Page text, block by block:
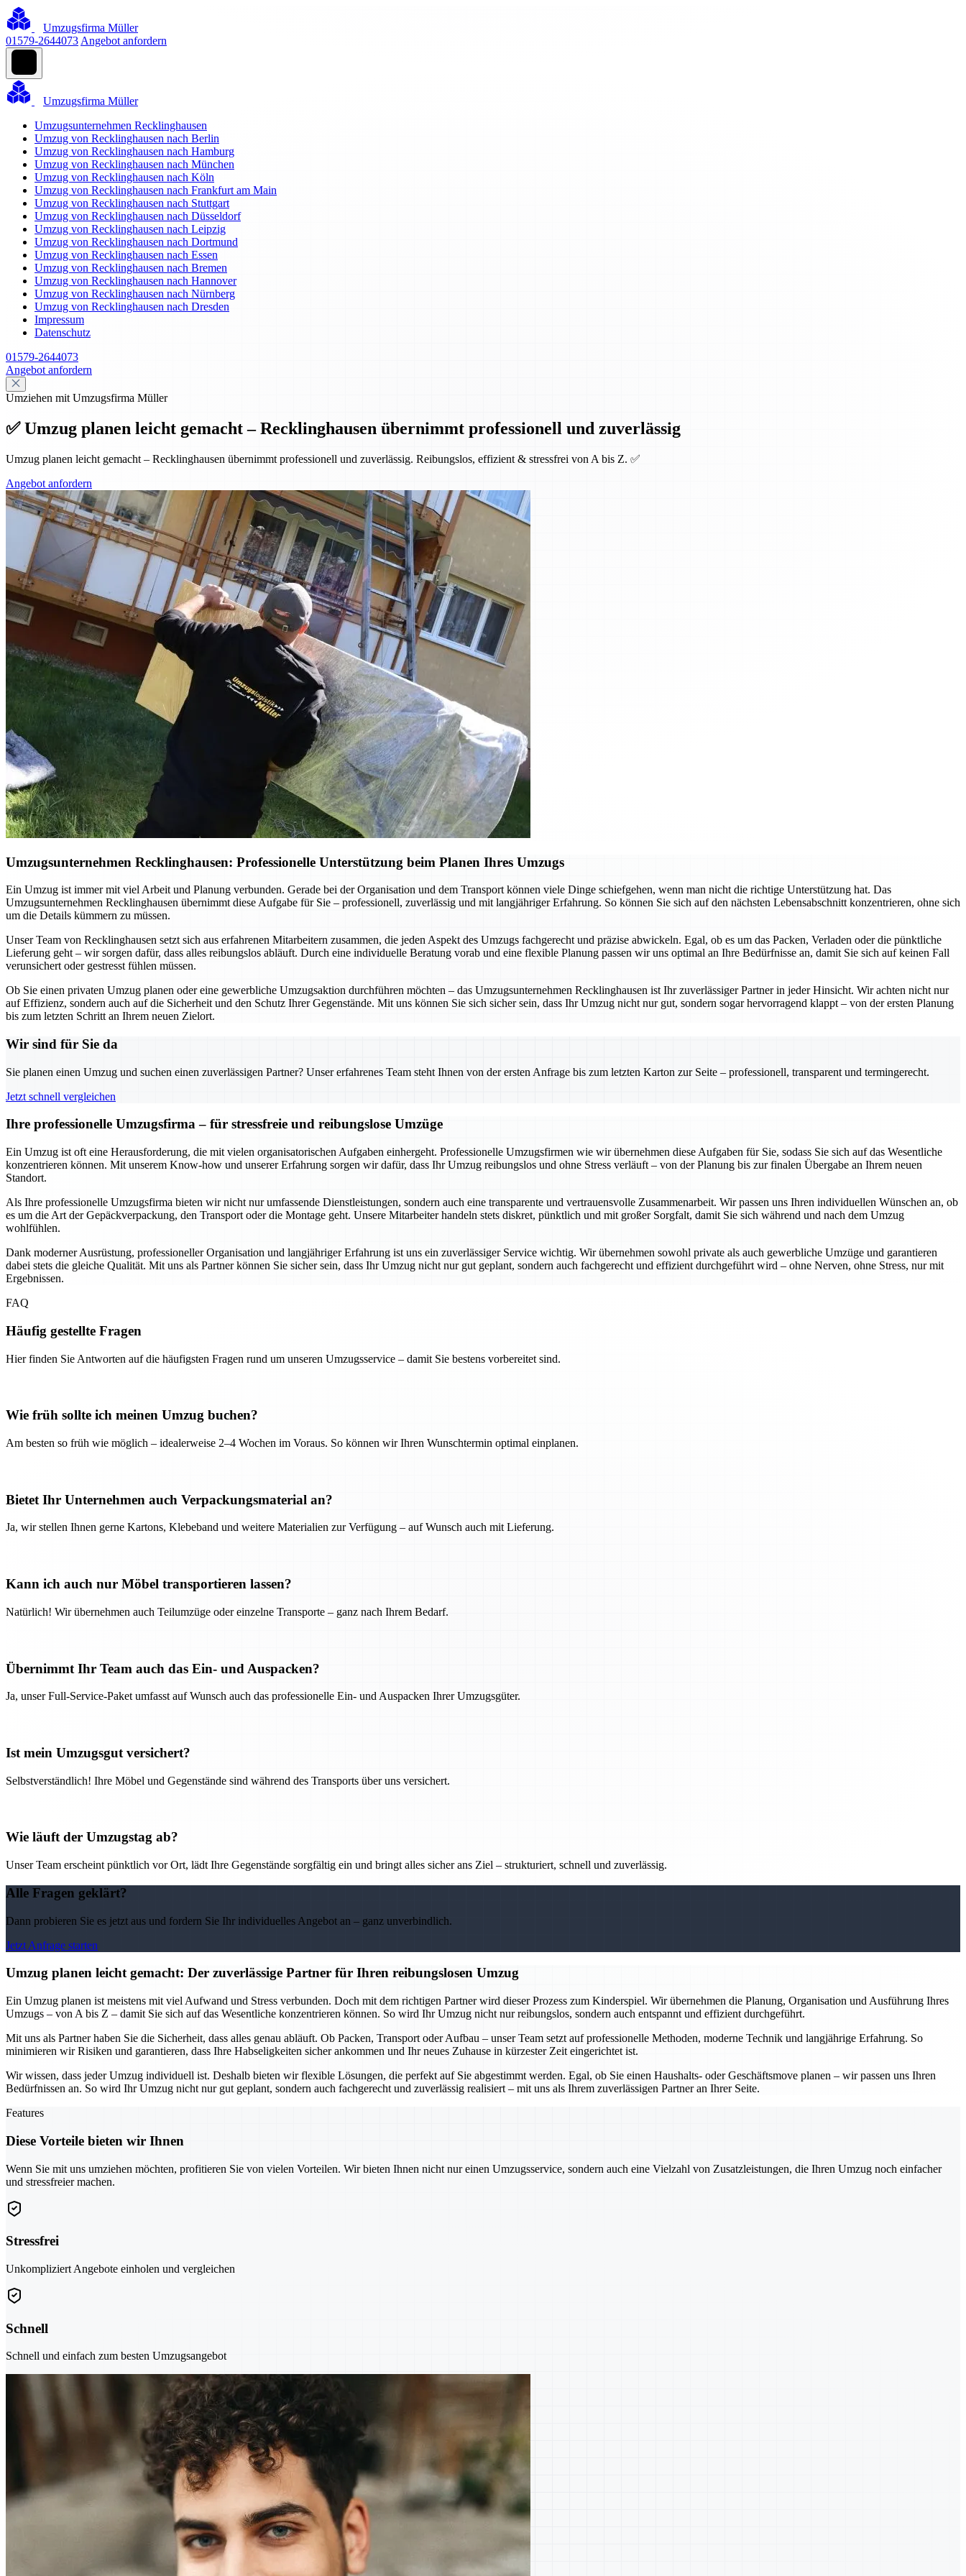
Umzugsfirma Müller
01579-2644073 Angebot anfordern
Umzugsfirma Müller
Umzugsunternehmen Recklinghausen
Umzug von Recklinghausen nach Berlin
Umzug von Recklinghausen nach Hamburg
Umzug von Recklinghausen nach München
Umzug von Recklinghausen nach Köln
Umzug von Recklinghausen nach Frankfurt am Main
Umzug von Recklinghausen nach Stuttgart
Umzug von Recklinghausen nach Düsseldorf
Umzug von Recklinghausen nach Leipzig
Umzug von Recklinghausen nach Dortmund
Umzug von Recklinghausen nach Essen
Umzug von Recklinghausen nach Bremen
Umzug von Recklinghausen nach Hannover
Umzug von Recklinghausen nach Nürnberg
Umzug von Recklinghausen nach Dresden
Impressum
Datenschutz
01579-2644073
Angebot anfordern
Umziehen mit Umzugsfirma Müller
✅ Umzug planen leicht gemacht – Recklinghausen übernimmt professionell und zuverlässig
Umzug planen leicht gemacht – Recklinghausen übernimmt professionell und zuverlässig. Reibungslos, effizient & stressfrei von A bis Z. ✅
Angebot anfordern
Umzugsunternehmen Recklinghausen: Professionelle Unterstützung beim Planen Ihres Umzugs
Ein Umzug ist immer mit viel Arbeit und Planung verbunden. Gerade bei der Organisation und dem Transport können viele Dinge schiefgehen, wenn man nicht die richtige Unterstützung hat. Das
Umzugsunternehmen Recklinghausen übernimmt diese Aufgabe für Sie – professionell, zuverlässig und mit langjähriger Erfahrung. So können Sie sich auf den nächsten Lebensabschnitt konzentrieren, ohne sich
um die Details kümmern zu müssen.
Unser Team von Recklinghausen setzt sich aus erfahrenen Mitarbeitern zusammen, die jeden Aspekt des Umzugs fachgerecht und präzise abwickeln. Egal, ob es um das Packen, Verladen oder die pünktliche
Lieferung geht – wir sorgen dafür, dass alles reibungslos abläuft. Durch eine individuelle Beratung vorab und eine flexible Planung passen wir uns optimal an Ihre Bedürfnisse an, damit Sie sich auf keinen Fall
verunsichert oder gestresst fühlen müssen.
Ob Sie einen privaten Umzug planen oder eine gewerbliche Umzugsaktion durchführen möchten – das Umzugsunternehmen Recklinghausen ist Ihr zuverlässiger Partner in jeder Hinsicht. Wir achten nicht nur
auf Effizienz, sondern auch auf die Sicherheit und den Schutz Ihrer Gegenstände. Mit uns können Sie sich sicher sein, dass Ihr Umzug nicht nur gut, sondern sogar hervorragend klappt – von der ersten Planung
bis zum letzten Schritt an Ihrem neuen Zielort.
Wir sind für Sie da
Sie planen einen Umzug und suchen einen zuverlässigen Partner? Unser erfahrenes Team steht Ihnen von der ersten Anfrage bis zum letzten Karton zur Seite – professionell, transparent und termingerecht.
Jetzt schnell vergleichen
Ihre professionelle Umzugsfirma – für stressfreie und reibungslose Umzüge
Ein Umzug ist oft eine Herausforderung, die mit vielen organisatorischen Aufgaben einhergeht. Professionelle Umzugsfirmen wie wir übernehmen diese Aufgaben für Sie, sodass Sie sich auf das Wesentliche
konzentrieren können. Mit unserem Know-how und unserer Erfahrung sorgen wir dafür, dass Ihr Umzug reibungslos und ohne Stress verläuft – von der Planung bis zur finalen Übergabe an Ihrem neuen
Standort.
Als Ihre professionelle Umzugsfirma bieten wir nicht nur umfassende Dienstleistungen, sondern auch eine transparente und vertrauensvolle Zusammenarbeit. Wir passen uns Ihren individuellen Wünschen an, ob
es um die Art der Gepäckverpackung, den Transport oder die Montage geht. Unsere Mitarbeiter handeln stets diskret, pünktlich und mit großer Sorgfalt, damit Sie sich während und nach dem Umzug
wohlfühlen.
Dank moderner Ausrüstung, professioneller Organisation und langjähriger Erfahrung ist uns ein zuverlässiger Service wichtig. Wir übernehmen sowohl private als auch gewerbliche Umzüge und garantieren
dabei stets die gleiche Qualität. Mit uns als Partner können Sie sicher sein, dass Ihr Umzug nicht nur gut geplant, sondern auch fachgerecht und effizient durchgeführt wird – ohne Nerven, ohne Stress, nur mit
Ergebnissen.
FAQ
Häufig gestellte Fragen
Hier finden Sie Antworten auf die häufigsten Fragen rund um unseren Umzugsservice – damit Sie bestens vorbereitet sind.
Wie früh sollte ich meinen Umzug buchen?
Am besten so früh wie möglich – idealerweise 2–4 Wochen im Voraus. So können wir Ihren Wunschtermin optimal einplanen.
Bietet Ihr Unternehmen auch Verpackungsmaterial an?
Ja, wir stellen Ihnen gerne Kartons, Klebeband und weitere Materialien zur Verfügung – auf Wunsch auch mit Lieferung.
Kann ich auch nur Möbel transportieren lassen?
Natürlich! Wir übernehmen auch Teilumzüge oder einzelne Transporte – ganz nach Ihrem Bedarf.
Übernimmt Ihr Team auch das Ein- und Auspacken?
Ja, unser Full-Service-Paket umfasst auf Wunsch auch das professionelle Ein- und Auspacken Ihrer Umzugsgüter.
Ist mein Umzugsgut versichert?
Selbstverständlich! Ihre Möbel und Gegenstände sind während des Transports über uns versichert.
Wie läuft der Umzugstag ab?
Unser Team erscheint pünktlich vor Ort, lädt Ihre Gegenstände sorgfältig ein und bringt alles sicher ans Ziel – strukturiert, schnell und zuverlässig.
Alle Fragen geklärt?
Dann probieren Sie es jetzt aus und fordern Sie Ihr individuelles Angebot an – ganz unverbindlich.
Jetzt Anfrage starten
Umzug planen leicht gemacht: Der zuverlässige Partner für Ihren reibungslosen Umzug
Ein Umzug planen ist meistens mit viel Aufwand und Stress verbunden. Doch mit dem richtigen Partner wird dieser Prozess zum Kinderspiel. Wir übernehmen die Planung, Organisation und Ausführung Ihres
Umzugs – von A bis Z – damit Sie sich auf das Wesentliche konzentrieren können. So wird Ihr Umzug nicht nur reibungslos, sondern auch entspannt und effizient durchgeführt.
Mit uns als Partner haben Sie die Sicherheit, dass alles genau abläuft. Ob Packen, Transport oder Aufbau – unser Team setzt auf professionelle Methoden, moderne Technik und langjährige Erfahrung. So
minimieren wir Risiken und garantieren, dass Ihre Habseligkeiten sicher ankommen und Ihr neues Zuhause in kürzester Zeit eingerichtet ist.
Wir wissen, dass jeder Umzug individuell ist. Deshalb bieten wir flexible Lösungen, die perfekt auf Sie abgestimmt werden. Egal, ob Sie einen Haushalts- oder Geschäftsmove planen – wir passen uns Ihren
Bedürfnissen an. So wird Ihr Umzug nicht nur gut geplant, sondern auch fachgerecht und zuverlässig realisiert – mit uns als Ihrem zuverlässigen Partner an Ihrer Seite.
Features
Diese Vorteile bieten wir Ihnen
Wenn Sie mit uns umziehen möchten, profitieren Sie von vielen Vorteilen. Wir bieten Ihnen nicht nur einen Umzugsservice, sondern auch eine Vielzahl von Zusatzleistungen, die Ihren Umzug noch einfacher
und stressfreier machen.
Stressfrei
Unkompliziert Angebote einholen und vergleichen
Schnell
Schnell und einfach zum besten Umzugsangebot